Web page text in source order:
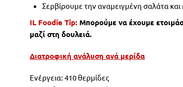
Σερβίρουμε την αναμειγμένη σαλάτα
IL Foodie Tip: Μπορούμε να έχουμε
μαζί στη δουλειά.
Διατροφική ανάλυση ανά μερίδα
Ενέργεια: 410 θερμίδες